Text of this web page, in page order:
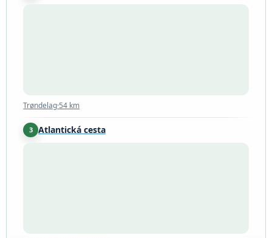
Trøndelag·54 km
3 Atlantická cesta